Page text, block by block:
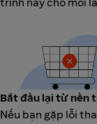
Bắt đầu lại từ nền
Nếu bạn gặp lỗi